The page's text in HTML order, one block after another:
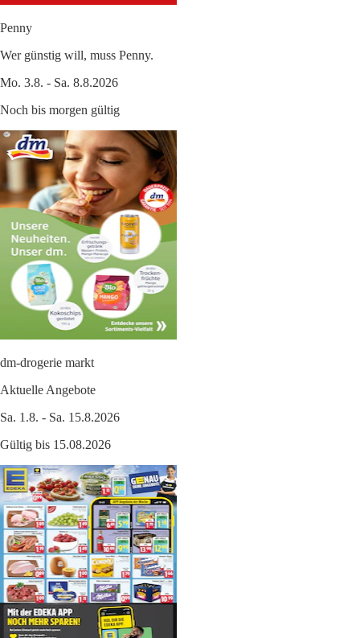
Penny
Wer günstig will, muss Penny.
Mo. 3.8. - Sa. 8.8.2026
Noch bis morgen gültig
dm-drogerie markt
Aktuelle Angebote
Sa. 1.8. - Sa. 15.8.2026
Gültig bis 15.08.2026